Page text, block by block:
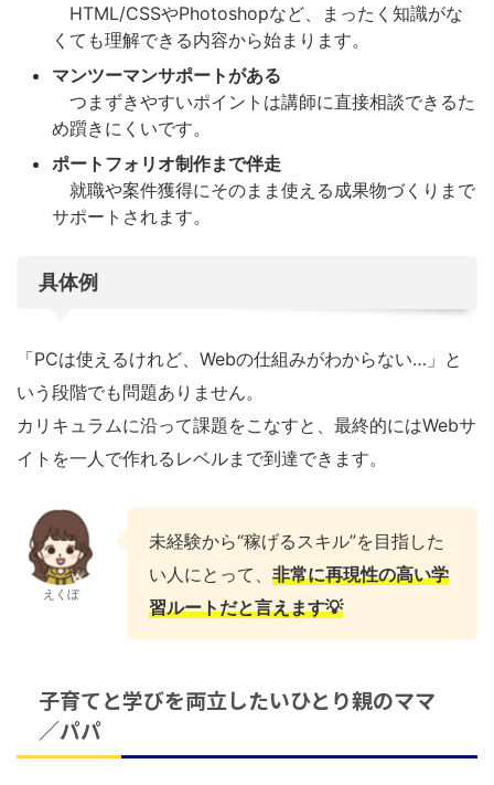
HTML/CSSやPhotoshopなど、まったく知識がな
くても理解できる内容から始まります。
マンツーマンサポートがある
つまずきやすいポイントは講師に直接相談できるた
め躓きにくいです。
ポートフォリオ制作まで伴走
就職や案件獲得にそのまま使える成果物づくりまで
サポートされます。
具体例
「PCは使えるけれど、Webの仕組みがわからない…」と
いう段階でも問題ありません。
カリキュラムに沿って課題をこなすと、最終的にはWebサ
イトを一人で作れるレベルまで到達できます。
えくぼ
未経験から“稼げるスキル”を目指した
い人にとって、 非常に再現性の高い学
習ルートだと言えます💡
子育てと学びを両立したいひとり親のママ
／パパ